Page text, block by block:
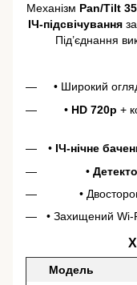
Механізм Pan/Tilt
ІЧ-підсвічування
Під’єднання
• Широкий
• HD 720p +
• ІЧ-нічне
•
•
• Захищений Wi-
Модель